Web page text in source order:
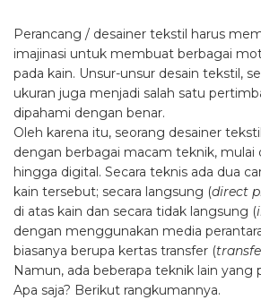
Perancang / desainer tekstil harus
imajinasi untuk membuat berbagai
pada kain. Unsur-unsur desain tekstil,
ukuran juga menjadi salah satu
dipahami dengan benar.
Oleh karena itu, seorang desainer
dengan berbagai macam teknik, mulai
hingga digital. Secara teknis ada dua
kain tersebut; secara langsung (direct
di atas kain dan secara tidak langsung (
dengan menggunakan media
biasanya berupa kertas transfer (
Namun, ada beberapa teknik lain yang
Apa saja? Berikut rangkumannya.